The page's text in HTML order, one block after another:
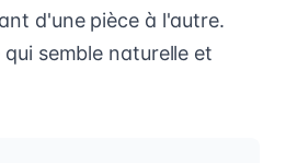
d'une pièce à l'autre.
semble naturelle et